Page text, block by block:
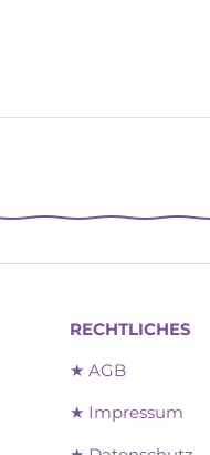
RECHTLICHES
★ AGB
★ Impressum